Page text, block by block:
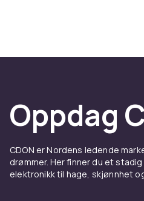
Oppdag
CDON er Nordens ledende
drømmer. Her finner du et
elektronikk til hage, skjønnhet